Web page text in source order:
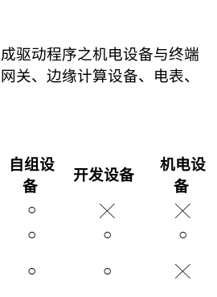
驱动程序之机电设备与终端
关、边缘计算设备、电表、
自组设
备
开发设备
机电设
备
○ ╳
╳
○ ○
○
○ ○ ╳